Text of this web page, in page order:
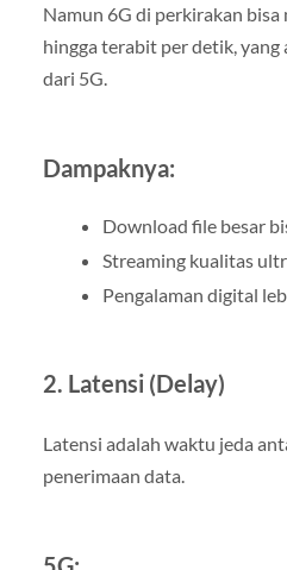
Namun 6G di perkirakan bisa
hingga terabit per detik,
dari 5G.
Dampaknya:
Download file besar
Streaming kualitas
Pengalaman digital
2. Latensi (Delay)
Latensi adalah waktu jeda
penerimaan data.